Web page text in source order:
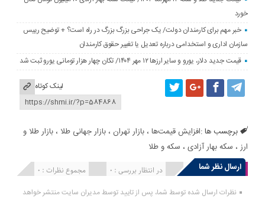
خورد
خبر مهم برای کارمندان دولت/ یک جراحی بزرگ بزرگ در راه است؟ + توضیح رییس
سازمان اداری و استخدامی درباره تعدیل یا تغییر حقوق کارمندان
قیمت جدید دلار، یورو و سایر ارزها ۱۲ مهر ۱۴۰۴/ تکان چهار هزار تومانی یورو ثبت شد
لینک کوتاه
برچسب ها :افزایش قیمت‌ها ،بازار تهران ،بازار جهانی طلا ،بازار طلا و
ارز ، سکه بهار آزادی ، سکه و طلا
ارسال نظر شما
مجموع نظرات : 0 در انتظار بررسی : 0 انتشار یافته : 0
نظرات ارسال شده توسط شما، پس از تایید توسط مدیران سایت منتشر خواهد